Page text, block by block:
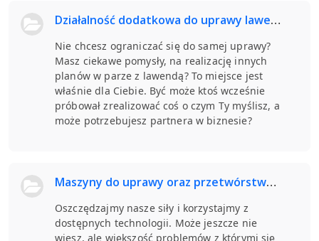
Działalność dodatkowa do uprawy lawendy
Nie chcesz ograniczać się do samej uprawy?
Masz ciekawe pomysły, na realizację innych
planów w parze z lawendą? To miejsce jest
właśnie dla Ciebie. Być może ktoś wcześnie
próbował zrealizować coś o czym Ty myślisz, a
może potrzebujesz partnera w biznesie?
Maszyny do uprawy oraz przetwórstwa lawendy.
Oszczędzajmy nasze siły i korzystajmy z
dostępnych technologii. Może jeszcze nie
wiesz, ale większość problemów z którymi się